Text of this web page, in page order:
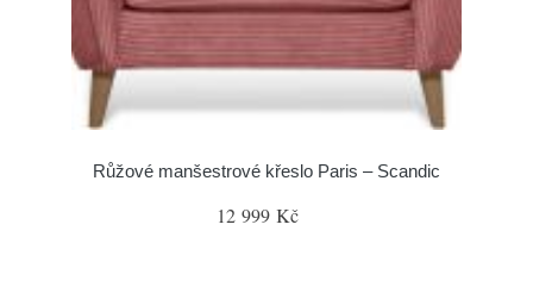
Růžové manšestrové křeslo Paris – Scandic
12 999 Kč